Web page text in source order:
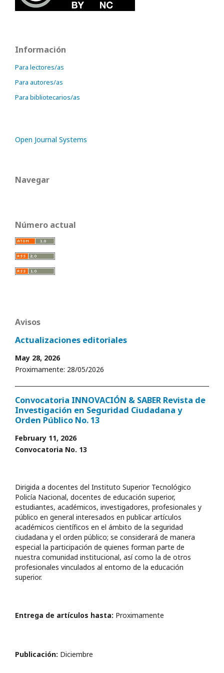
Información
Para lectores/as
Para autores/as
Para bibliotecarios/as
Open Journal Systems
Navegar
Número actual
Avisos
Actualizaciones editoriales
May 28, 2026
Proximamente: 28/05/2026
Convocatoria INNOVACIÓN & SABER Revista de
Investigación en Seguridad Ciudadana y
Orden Público No. 13
February 11, 2026
Convocatoria No. 13
Dirigida a docentes del Instituto Superior Tecnológico
Policía Nacional, docentes de educación superior,
estudiantes, académicos, investigadores, profesionales y
público en general interesados en publicar artículos
académicos científicos en el ámbito de la seguridad
ciudadana y el orden público; se considerará de manera
especial la participación de quienes forman parte de
nuestra comunidad institucional, así como la de otros
profesionales vinculados al entorno de la educación
superior.
Entrega de artículos hasta: Proximamente
Publicación: Diciembre